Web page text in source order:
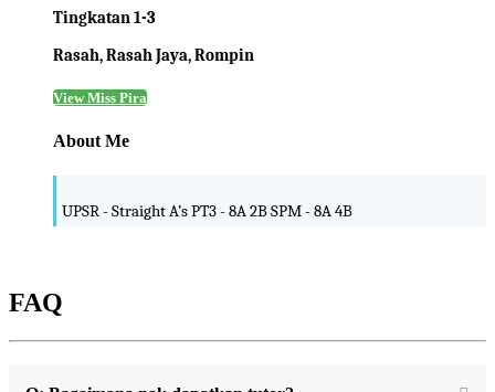
Tingkatan 1-3
Rasah, Rasah Jaya, Rompin
View Miss Pira
About Me
UPSR - Straight A’s PT3 - 8A 2B SPM - 8A 4B
FAQ